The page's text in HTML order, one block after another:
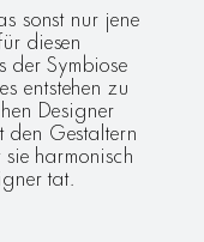
sonst nur jene
diesen
der Symbiose
entstehen zu
Designer
den Gestaltern
harmonisch
tat.